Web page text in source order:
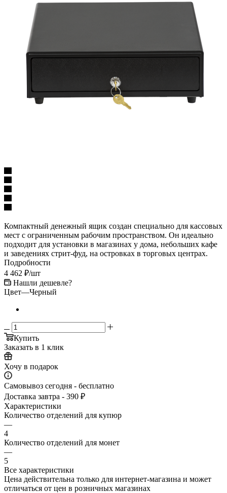
Компактный денежный ящик создан специально для кассовых
мест с ограниченным рабочим пространством. Он идеально
подходит для установки в магазинах у дома, небольших кафе
и заведениях стрит-фуд, на островках в торговых центрах.
Подробности
4 462 ₽/шт
Нашли дешевле?
Цвет—Черный
Купить
Заказать в 1 клик
Хочу в подарок
Самовывоз сегодня - бесплатно
Доставка завтра - 390 ₽
Характеристики
Количество отделений для купюр
—
4
Количество отделений для монет
—
5
Все характеристики
Цена действительна только для интернет-магазина и может
отличаться от цен в розничных магазинах